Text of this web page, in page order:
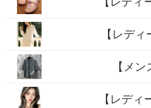
【レデ
【メ
【レディ